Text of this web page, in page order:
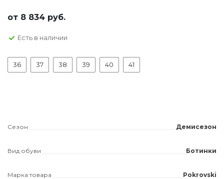
от 8 834 руб.
Есть в наличии
36 37 38 39 40 41
Сезон Демисезон
Вид обуви Ботинки
Марка товара Pokrovski